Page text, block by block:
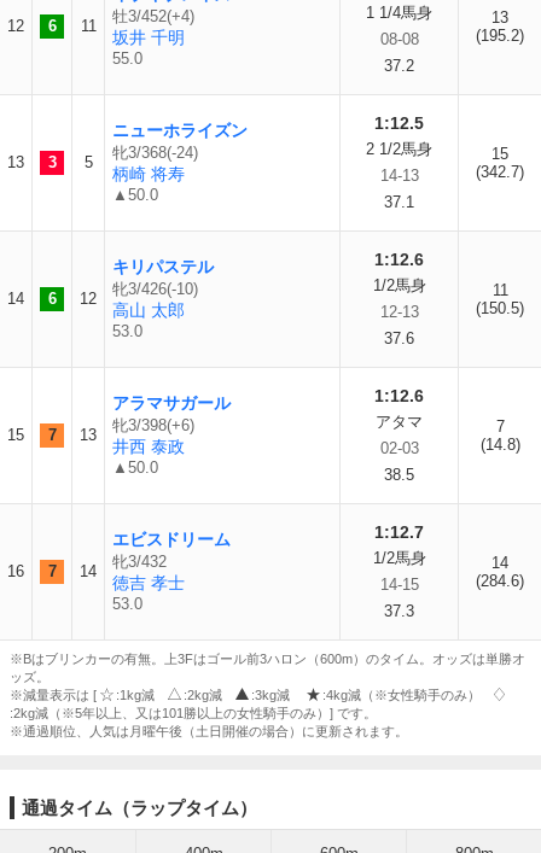
12 6 11
牡3/452(+4)
坂井 千明
55.0
1 1/4馬身
08-08
37.2
13
(195.2)
13 3 5
ニューホライズン
牝3/368(-24)
柄崎 将寿
▲50.0
1:12.5
2 1/2馬身
14-13
37.1
15
(342.7)
14 6 12
キリパステル
牝3/426(-10)
高山 太郎
53.0
1:12.6
1/2馬身
12-13
37.6
11
(150.5)
15 7 13
アラマサガール
牝3/398(+6)
井西 泰政
▲50.0
1:12.6
アタマ
02-03
38.5
7
(14.8)
16 7 14
エビスドリーム
牝3/432
徳吉 孝士
53.0
1:12.7
1/2馬身
14-15
37.3
14
(284.6)
※Bはブリンカーの有無。上3Fはゴール前3ハロン（600m）のタイム。オッズは単勝オ
ッズ。
※減量表示は [
:1kg減 :2kg減 :3kg減
:4kg減（※女性騎手のみ）
:2kg減（※5年以上、又は101勝以上の女性騎手のみ）] です。
※通過順位、人気は月曜午後（土日開催の場合）に更新されます。
通過タイム（ラップタイム）